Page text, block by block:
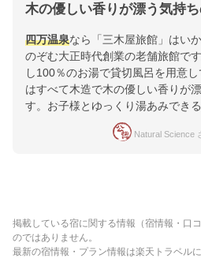
木の優しい香りが漂う気持
四万温泉なら「三木屋旅館」はい
のぞむ大正時代創業の老舗旅館で
し100％のお湯で貸切風呂を用意
はすべて木造で木の優しい香りが
す。お子様とゆっくり湯あみできる
Natural Science
掲載している宿に関する情報（宿情報・口
のではありません。
最新の宿情報・プラン情報は楽天トラベル